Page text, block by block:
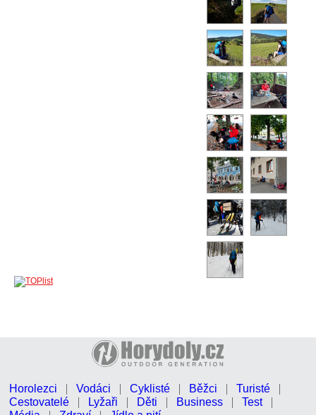
Horolezci Vodáci Cyklisté Běžci
Turisté
Cestovatelé
Lyžaři Děti Business
Test